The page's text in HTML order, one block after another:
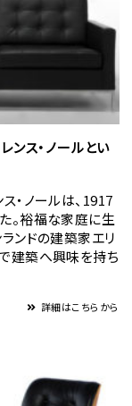
ンス・ノールとい
・ノールは、1917
。裕福な家庭に生
ンドの建築家エリ
建築へ興味を持ち
詳細はこちらから